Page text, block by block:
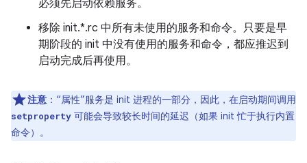
必须先启动依赖服务。
移除 init.*.rc 中所有未使用的服务和命令。只要是早
期阶段的 init 中没有使用的服务和命令，都应推迟到
启动完成后再使用。
注意 ：“属性”服务是 init 进程的一部分，因此，在启动期间调用
setproperty 可能会导致较长时间的延迟（如果 init 忙于执行内置
命令）。